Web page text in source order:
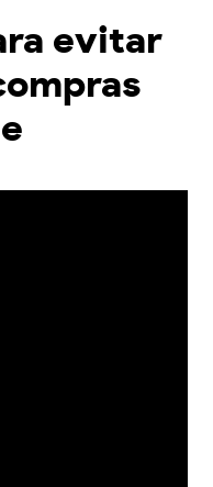
evitar